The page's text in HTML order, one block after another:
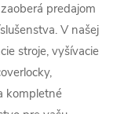
predajom
V našej
stroje, vyšívacie
kompletné